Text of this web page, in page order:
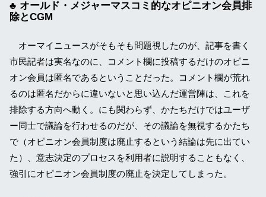
オールド・メジャーマスコミ的なオピニオン会員排
除とCGM
オーマイニュースがそもそも問題視したのが、記事を書く
市民記者は実名なのに、コメント欄に投稿するだけのオピニ
オン会員は匿名であるということだった。コメント欄が荒れ
るのは匿名だからに違いないと思い込んだ運営陣は、これを
排除する方向へ動く。にも関わらず、かたちだけではユーザ
ー同士で議論を行わせるのだが、その議論を無視するかたち
で（オピニオン会員制度は廃止するという結論は先に出てい
た）、意志決定のプロセスを利用者に説明することもなく、
強引にオピニオン会員制度の廃止を決定してしまった。